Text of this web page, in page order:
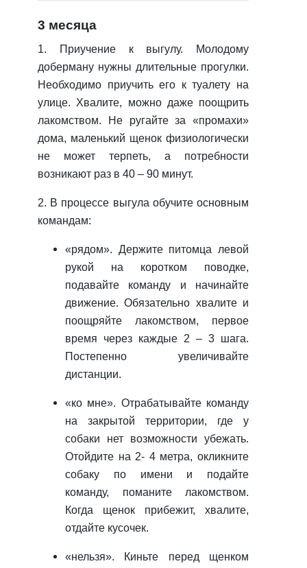
3 месяца
1. Приучение к выгулу. Молодому
доберману нужны длительные прогулки.
Необходимо приучить его к туалету на
улице. Хвалите, можно даже поощрить
лакомством. Не ругайте за «промахи»
дома, маленький щенок физиологически
не может терпеть, а потребности
возникают раз в 40 – 90 минут.
2. В процессе выгула обучите основным
командам:
«рядом». Держите питомца левой
рукой на коротком поводке,
подавайте команду и начинайте
движение. Обязательно хвалите и
поощряйте лакомством, первое
время через каждые 2 – 3 шага.
Постепенно увеличивайте
дистанции.
«ко мне». Отрабатывайте команду
на закрытой территории, где у
собаки нет возможности убежать.
Отойдите на 2- 4 метра, окликните
собаку по имени и подайте
команду, поманите лакомством.
Когда щенок прибежит, хвалите,
отдайте кусочек.
«нельзя». Киньте перед щенком